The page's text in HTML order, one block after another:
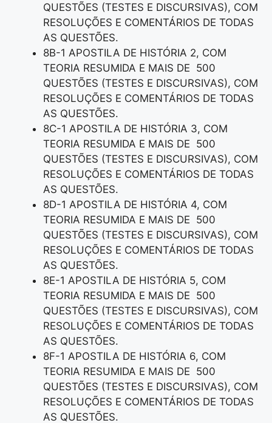
QUESTÕES (TESTES E DISCURSIVAS), COM
RESOLUÇÕES E COMENTÁRIOS DE TODAS
AS QUESTÕES.
8B-1 APOSTILA DE HISTÓRIA 2, COM
TEORIA RESUMIDA E MAIS DE 500
QUESTÕES (TESTES E DISCURSIVAS), COM
RESOLUÇÕES E COMENTÁRIOS DE TODAS
AS QUESTÕES.
8C-1 APOSTILA DE HISTÓRIA 3, COM
TEORIA RESUMIDA E MAIS DE 500
QUESTÕES (TESTES E DISCURSIVAS), COM
RESOLUÇÕES E COMENTÁRIOS DE TODAS
AS QUESTÕES.
8D-1 APOSTILA DE HISTÓRIA 4, COM
TEORIA RESUMIDA E MAIS DE 500
QUESTÕES (TESTES E DISCURSIVAS), COM
RESOLUÇÕES E COMENTÁRIOS DE TODAS
AS QUESTÕES.
8E-1 APOSTILA DE HISTÓRIA 5, COM
TEORIA RESUMIDA E MAIS DE 500
QUESTÕES (TESTES E DISCURSIVAS), COM
RESOLUÇÕES E COMENTÁRIOS DE TODAS
AS QUESTÕES.
8F-1 APOSTILA DE HISTÓRIA 6, COM
TEORIA RESUMIDA E MAIS DE 500
QUESTÕES (TESTES E DISCURSIVAS), COM
RESOLUÇÕES E COMENTÁRIOS DE TODAS
AS QUESTÕES.